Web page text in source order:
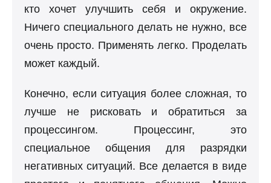
кто хочет улучшить себя и окружение.
Ничего специального делать не нужно, все
очень просто. Применять легко. Проделать
может каждый.
Конечно, если ситуация более сложная, то
лучше не рисковать и обратиться за
процессингом. Процессинг, это
специальное общения для разрядки
негативных ситуаций. Все делается в виде